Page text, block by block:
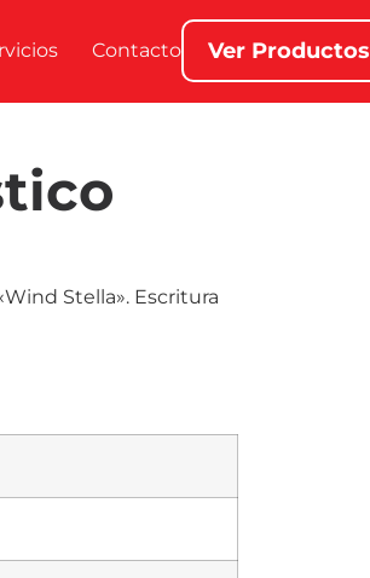
Contacto Ver Productos
Stella». Escritura